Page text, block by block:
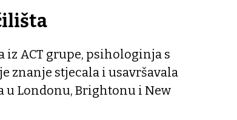
ACT grupe, psihologinja s
znanje stjecala i usavršavala
Londonu, Brightonu i New